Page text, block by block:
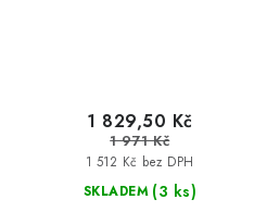
SKLADEM (3 ks)
1 512 Kč bez DPH
1 829,50 Kč
1 971 Kč